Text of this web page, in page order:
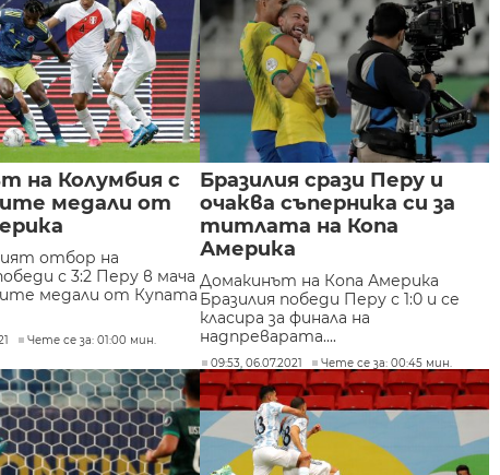
на Колумбия с
медали от
отбор на
с 3:2 Перу в мача
медали от Купата
Чете се за: 01:00 мин.
Бразилия срази Перу и
очаква съперника си за
титлата на Копа
Америка
Домакинът на Копа Америка
Бразилия победи Перу с 1:0 и се
класира за финала на
надпреварата....
09:53, 06.07.2021 Чете се за: 00:45 мин.